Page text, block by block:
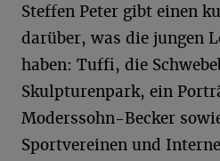
Steffen Peter gibt einen
darüber, was die jungen
haben: Tuffi, die
Skulpturenpark, ein
Moderssohn-Becker
Sportvereinen und